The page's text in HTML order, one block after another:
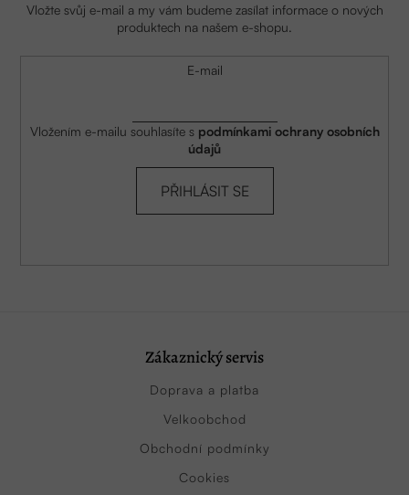
Vložte svůj e-mail a my vám budeme zasílat informace o nových
produktech na našem e-shopu.
E-mail
Vložením e-mailu souhlasíte s podmínkami ochrany osobních
údajů
PŘIHLÁSIT SE
Zákaznický servis
Doprava a platba
Velkoobchod
Obchodní podmínky
Cookies